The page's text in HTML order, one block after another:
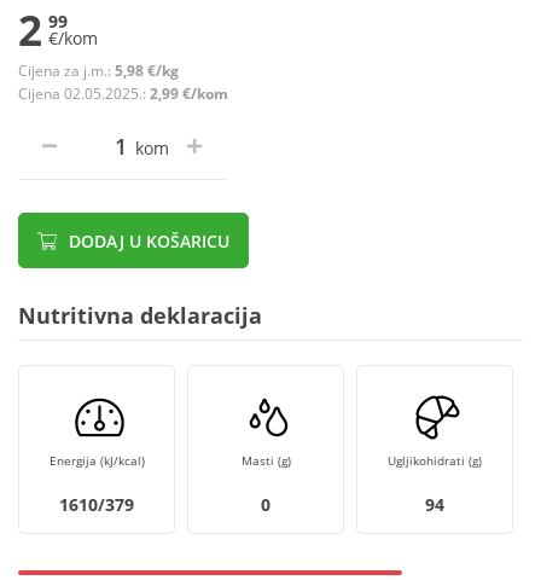
2 99
€/kom
Cijena za j.m.: 5,98 €/kg
Cijena 02.05.2025.: 2,99 €/kom
kom
DODAJ U KOŠARICU
Nutritivna deklaracija
Energija (kJ/kcal)
1610/379
Masti (g)
0
Ugljikohidrati (g)
94